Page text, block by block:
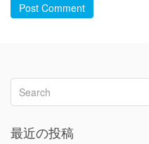
Post Comment
最近の投稿